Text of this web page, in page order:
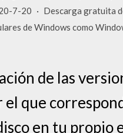
7-20 · Descarga gratuita
de Windows como
de las
el que
en tu propio